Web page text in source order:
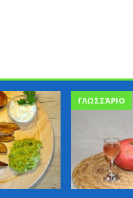
ΓΛΩΣΣΆΡΙΟ